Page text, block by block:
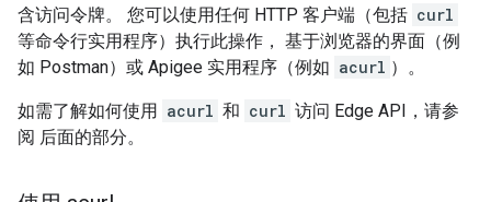
含访问令牌。 您可以使用任何 HTTP 客户端（包括 curl
等命令行实用程序）执行此操作， 基于浏览器的界面（例
如 Postman）或 Apigee 实用程序（例如 acurl ）。
如需了解如何使用 acurl 和 curl 访问 Edge API，请参
阅 后面的部分。